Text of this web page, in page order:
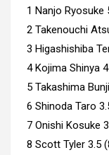
1 Nanjo Ryosuke
2 Takenouchi
3 Higashishiba
4 Kojima Shinya
5 Takashima
6 Shinoda Taro
7 Onishi Kosuke
8 Scott Tyler 3.5